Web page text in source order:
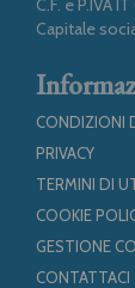
Capitale
CONDIZIONI
PRIVACY
TERMINI DI
COOKIE
GESTIONE
CONTATTACI